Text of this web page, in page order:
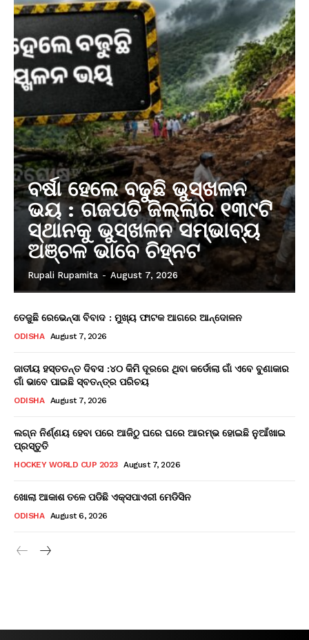
ବର୍ଷା ହେଲେ ବଢୁଛି ଭୁସ୍ଖଳନ
ଭୟ : ଗଜପତି ଜିଲ୍ଲାର ୧୩୯ଟି
ସ୍ଥାନକୁ ଭୁସ୍ଖଳନ ସମ୍ଭାବ୍ୟ
ଅଞ୍ଚଳ ଭାବେ ଚିହ୍ନଟ
Rupali Rupamita - August 7, 2026
ତେଜୁଛି ରେଭେନ୍ସା ବିବାଦ : ମୁଖ୍ୟ ଫାଟକ ଆଗରେ ଆନ୍ଦୋଳନ
ODISHA August 7, 2026
ଜାତୀୟ ହସ୍ତତନ୍ତ ଦିବସ :୪୦ କିମି ଦୂରରେ ଥିବା କର୍ଡୋଲା ଗାଁ ଏବେ ବୁଣାକାର
ଗାଁ ଭାବେ ପାଇଛି ସ୍ବତନ୍ତ୍ର ପରିଚୟ
ODISHA August 7, 2026
ଲଗ୍ନ ନିର୍ଣ୍ଣୟ ହେବା ପରେ ଆଜିଠୁ ଘରେ ଘରେ ଆରମ୍ଭ ହୋଇଛି ନୁଆଁଖାଇ
ପ୍ରସ୍ତୁତି
HOCKEY WORLD CUP 2023 August 7, 2026
ଖୋଲା ଆକାଶ ତଳେ ପଡିଛି ଏକ୍ସପାଏରୀ ମେଡିସିନ
ODISHA August 6, 2026